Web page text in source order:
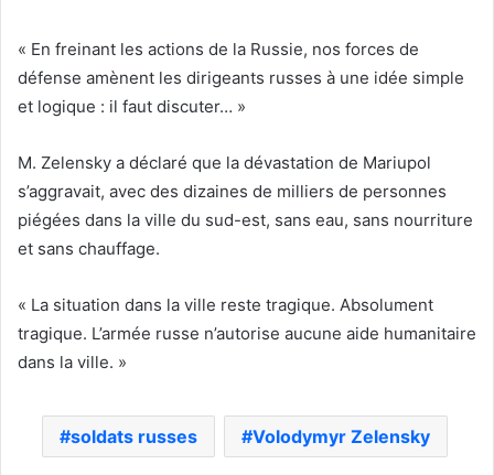
« En freinant les actions de la Russie, nos forces de
défense amènent les dirigeants russes à une idée simple
et logique : il faut discuter… »
M. Zelensky a déclaré que la dévastation de Mariupol
s’aggravait, avec des dizaines de milliers de personnes
piégées dans la ville du sud-est, sans eau, sans nourriture
et sans chauffage.
« La situation dans la ville reste tragique. Absolument
tragique. L’armée russe n’autorise aucune aide humanitaire
dans la ville. »
soldats russes Volodymyr Zelensky